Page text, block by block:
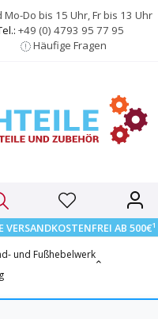
Mo-Do bis 15 Uhr, Fr bis 13 Uhr
+49 (0) 4793 95 77 95
Häufige Fragen
VERSANDKOSTENFREI AB 500€1
und Fußhebelwerk